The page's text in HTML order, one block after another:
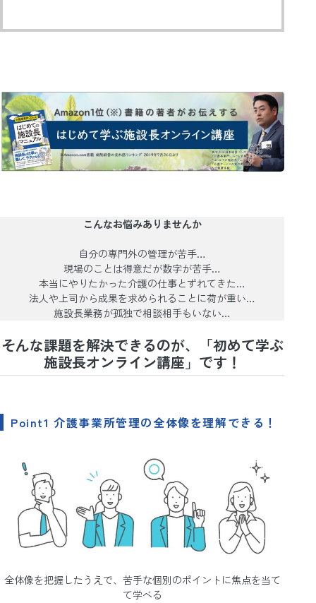
こんなお悩みありませんか
自分の専門外の管理が苦手…
現場のことは得意だが数字が苦手…
本当にやりたかった介護の仕事とずれてきた…
法人や上司から成果を求められることに荷が重い…
施設長業務が孤独で相談相手もいない…
そんな課題を解決できるのが、「初めて学ぶ
施設長オンライン講座」です！
Point1 介護事業所管理の全体像を理解できる！
全体像を把握したうえで、苦手な個別のポイントに焦点を当て
て学べる